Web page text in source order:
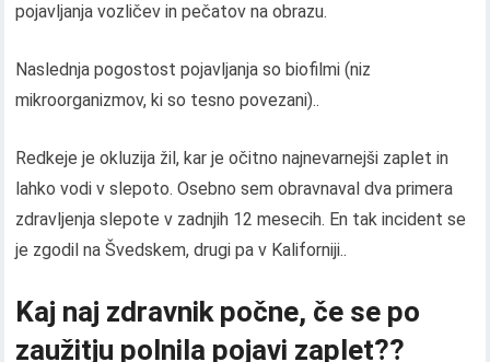
pojavljanja vozličev in pečatov na obrazu.
Naslednja pogostost pojavljanja so biofilmi (niz
mikroorganizmov, ki so tesno povezani)..
Redkeje je okluzija žil, kar je očitno najnevarnejši zaplet in
lahko vodi v slepoto. Osebno sem obravnaval dva primera
zdravljenja slepote v zadnjih 12 mesecih. En tak incident se
je zgodil na Švedskem, drugi pa v Kaliforniji..
Kaj naj zdravnik počne, če se po
zaužitju polnila pojavi zaplet??